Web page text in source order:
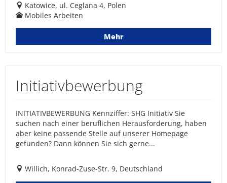
Katowice, ul. Ceglana 4, Polen
Mobiles Arbeiten
Mehr
Initiativbewerbung
INITIATIVBEWERBUNG Kennziffer: SHG Initiativ Sie
suchen nach einer beruflichen Herausforderung, haben
aber keine passende Stelle auf unserer Homepage
gefunden? Dann können Sie sich gerne...
Willich, Konrad-Zuse-Str. 9, Deutschland